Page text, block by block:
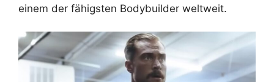
einem der fähigsten Bodybuilder weltweit.